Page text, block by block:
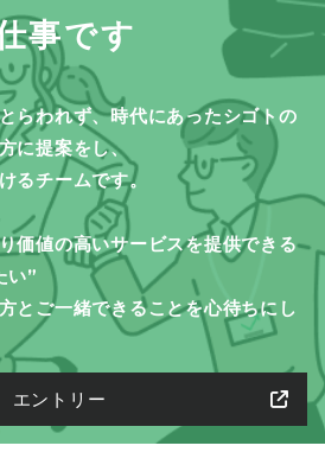
事です
らわれず、時代にあったシゴトの
に提案をし、
るチームです。
価値の高いサービスを提供できる
い”
とご一緒できることを心待ちにし
エントリー